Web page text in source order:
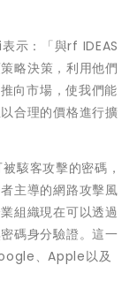
示：「與rf IDEAS
略決策，利用他們
向市場，使我們能
合理的價格進行擴
駭客攻擊的密碼，
主導的網路攻擊風
組織現在可以透過
碼身分驗證。這一
、Apple以及